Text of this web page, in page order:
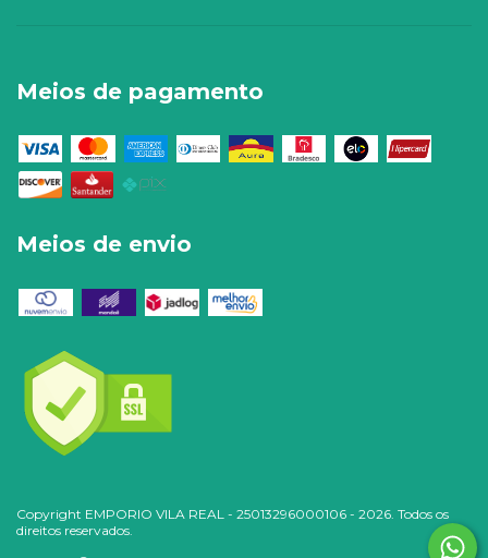
Meios de pagamento
Meios de envio
Copyright EMPORIO VILA REAL - 25013296000106 - 2026. Todos os
direitos reservados.